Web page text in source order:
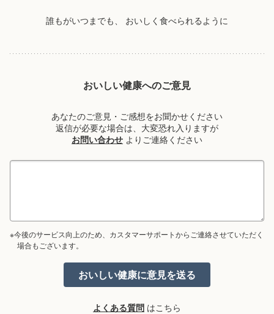
誰もがいつまでも、 おいしく食べられるように
おいしい健康へのご意見
あなたのご意見・ご感想をお聞かせください
返信が必要な場合は、大変恐れ入りますが
お問い合わせ よりご連絡ください
※今後のサービス向上のため、カスタマーサポートからご連絡させていただく
場合もございます。
よくある質問 はこちら